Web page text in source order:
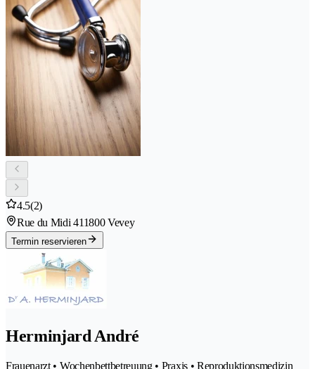
4.5(2)
Rue du Midi 411800 Vevey
Termin reservieren
Herminjard André
Frauenarzt • Wochenbettbetreuung • Praxis • Reproduktionsmedizin